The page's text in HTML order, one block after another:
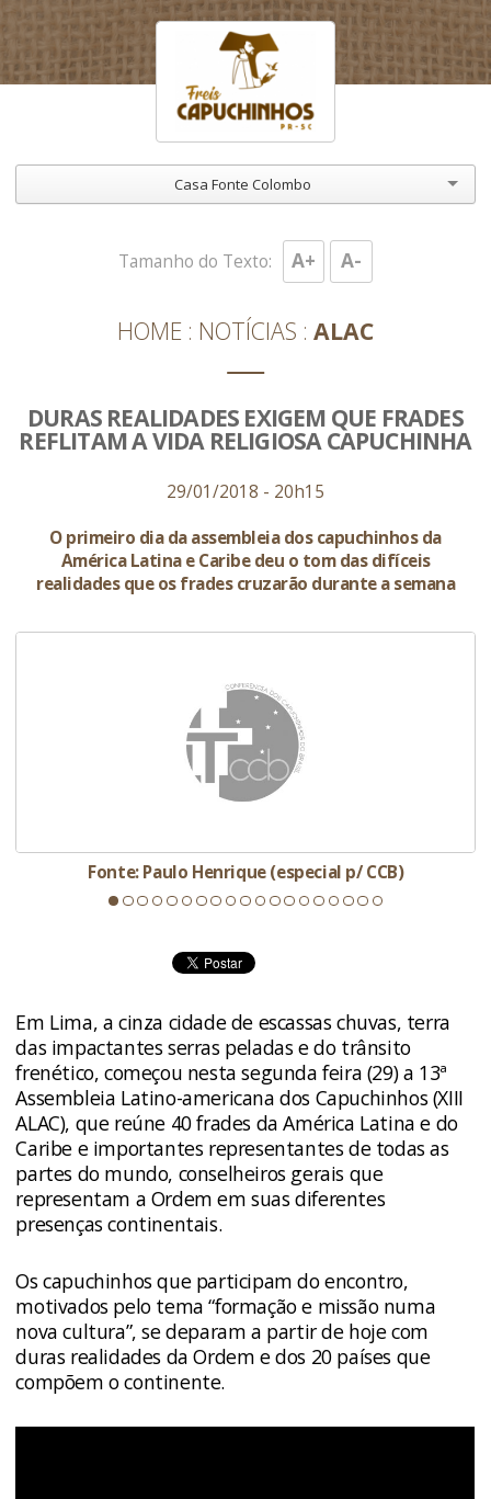
Casa Fonte Colombo
HOME NOTÍCIAS ALAC
Tamanho do Texto: A+ A-
DURAS REALIDADES EXIGEM QUE FRADES
REFLITAM A VIDA RELIGIOSA CAPUCHINHA
29/01/2018 - 20h15
O primeiro dia da assembleia dos capuchinhos da
América Latina e Caribe deu o tom das difíceis
realidades que os frades cruzarão durante a semana
Fonte: Paulo Henrique (especial p/ CCB)
Em Lima, a cinza cidade de escassas chuvas, terra
das impactantes serras peladas e do trânsito
frenético, começou nesta segunda feira (29) a 13ª
Assembleia Latino-americana dos Capuchinhos (XIII
ALAC), que reúne 40 frades da América Latina e do
Caribe e importantes representantes de todas as
partes do mundo, conselheiros gerais que
representam a Ordem em suas diferentes
presenças continentais.
Os capuchinhos que participam do encontro,
motivados pelo tema “formação e missão numa
nova cultura”, se deparam a partir de hoje com
duras realidades da Ordem e dos 20 países que
compõem o continente.